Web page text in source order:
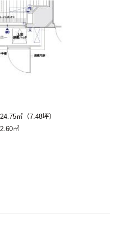
24.75㎡（7.48坪）
2.60㎡